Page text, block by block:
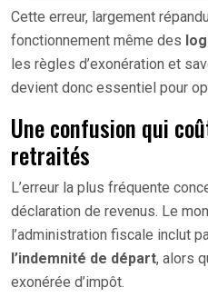
Cette erreur, largement
fonctionnement même des
les règles d’exonération et
devient donc essentiel pour
Une confusion qui
retraités
L’erreur la plus fréquente
déclaration de revenus. Le
l’administration fiscale inclut
l’indemnité de départ, alors
exonérée d’impôt.